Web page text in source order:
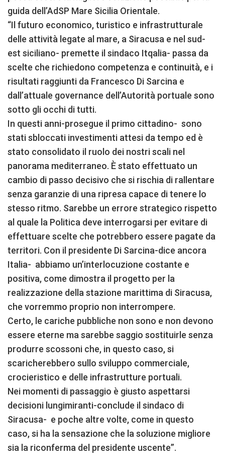
guida dell’AdSP Mare Sicilia Orientale.
“Il futuro economico, turistico e infrastrutturale
delle attività legate al mare, a Siracusa e nel sud-
est siciliano- premette il sindaco Itqalia- passa da
scelte che richiedono competenza e continuità, e i
risultati raggiunti da Francesco Di Sarcina e
dall’attuale governance dell’Autorità portuale sono
sotto gli occhi di tutti.
In questi anni-prosegue il primo cittadino- sono
stati sbloccati investimenti attesi da tempo ed è
stato consolidato il ruolo dei nostri scali nel
panorama mediterraneo. È stato effettuato un
cambio di passo decisivo che si rischia di rallentare
senza garanzie di una ripresa capace di tenere lo
stesso ritmo. Sarebbe un errore strategico rispetto
al quale la Politica deve interrogarsi per evitare di
effettuare scelte che potrebbero essere pagate da
territori. Con il presidente Di Sarcina-dice ancora
Italia- abbiamo un’interlocuzione costante e
positiva, come dimostra il progetto per la
realizzazione della stazione marittima di Siracusa,
che vorremmo proprio non interrompere.
Certo, le cariche pubbliche non sono e non devono
essere eterne ma sarebbe saggio sostituirle senza
produrre scossoni che, in questo caso, si
scaricherebbero sullo sviluppo commerciale,
crocieristico e delle infrastrutture portuali.
Nei momenti di passaggio è giusto aspettarsi
decisioni lungimiranti-conclude il sindaco di
Siracusa- e poche altre volte, come in questo
caso, si ha la sensazione che la soluzione migliore
sia la riconferma del presidente uscente”.